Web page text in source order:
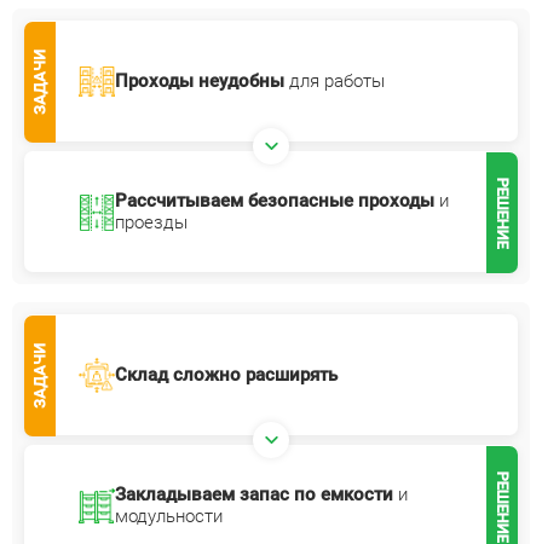
ЗАДАЧИ Проходы неудобны для работы
РЕШЕНИЕ
Рассчитываем безопасныепроходы и
проезды
ЗАДАЧИ Склад сложно расширять
РЕШЕНИЕ
Закладываем запас по емкости и
модульности